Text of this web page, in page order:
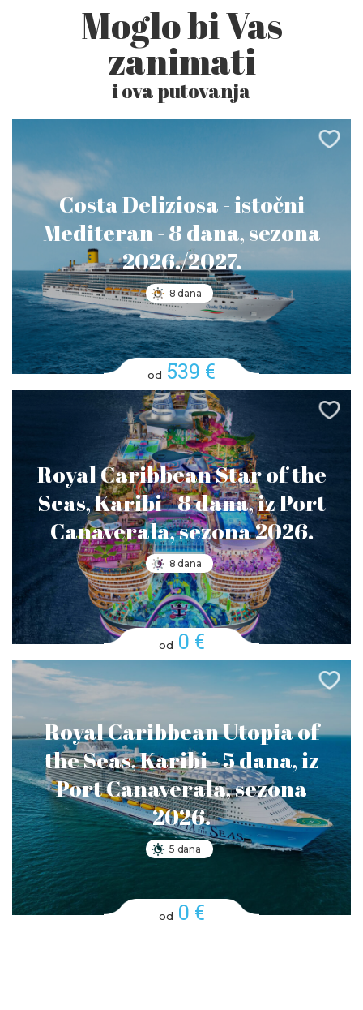
Moglo bi Vas
zanimati
i ova putovanja
Costa Deliziosa - istočni
Mediteran - 8 dana, sezona
2026./2027.
8 dana
od 539 €
Royal Caribbean Star of the
Seas, Karibi - 8 dana, iz Port
Canaverala, sezona 2026.
8 dana
od 0 €
Royal Caribbean Utopia of
the Seas, Karibi - 5 dana, iz
Port Canaverala, sezona
2026.
5 dana
od 0 €